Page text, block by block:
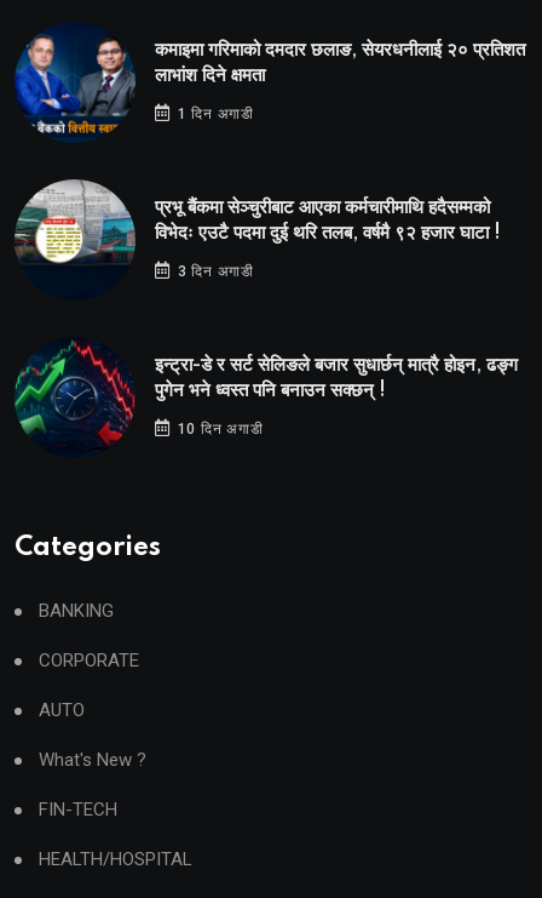
कमाइमा गरिमाको दमदार छलाङ, सेयरधनीलाई २० प्रतिशत
लाभांश दिने क्षमता
1 दिन अगाडी
प्रभू बैंकमा सेञ्चुरीबाट आएका कर्मचारीमाथि हदैसम्मको
विभेदः एउटै पदमा दुई थरि तलब, वर्षमै ९२ हजार घाटा !
3 दिन अगाडी
इन्ट्रा-डे र सर्ट सेलिङले बजार सुधार्छन् मात्रै होइन, ढङ्ग
पुगेन भने ध्वस्त पनि बनाउन सक्छन् !
10 दिन अगाडी
Categories
BANKING
CORPORATE
AUTO
What's New ?
FIN-TECH
HEALTH/HOSPITAL